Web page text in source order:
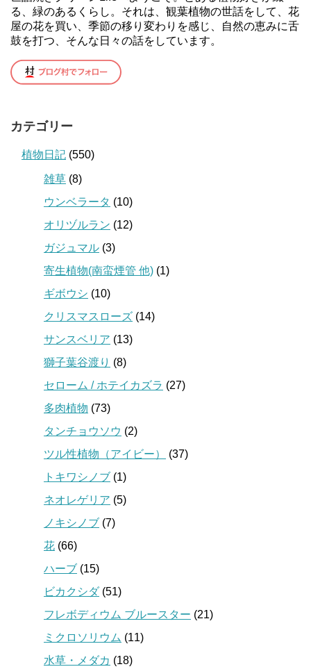
る、緑のあるくらし。それは、観葉植物の世話をして、花
屋の花を買い、季節の移り変わりを感じ、自然の恵みに舌
鼓を打つ、そんな日々の話をしています。
カテゴリー
植物日記 (550)
雑草 (8)
ウンベラータ (10)
オリヅルラン (12)
ガジュマル (3)
寄生植物(南蛮煙管 他) (1)
ギボウシ (10)
クリスマスローズ (14)
サンスベリア (13)
獅子葉谷渡り (8)
セローム / ホテイカズラ (27)
多肉植物 (73)
タンチョウソウ (2)
ツル性植物（アイビー）
(37)
トキワシノブ (1)
ネオレゲリア (5)
ノキシノブ (7)
花 (66)
ハーブ (15)
ビカクシダ(51)
フレボディウム ブルースター (21)
ミクロソリウム (11)
水草・メダカ (18)